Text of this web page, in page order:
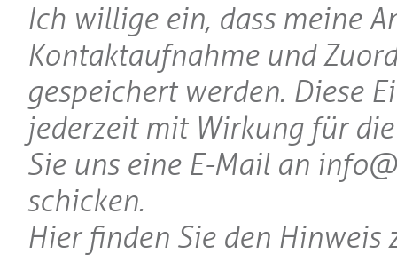
Ich willige ein, dass meine
Kontaktaufnahme und
gespeichert werden. Diese
jederzeit mit Wirkung für
Sie uns eine E-Mail an
schicken.
Hier finden Sie den Hinweis